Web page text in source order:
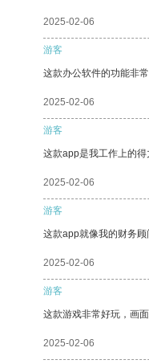
2025-02-06
游客
这款办公软件的功能非
2025-02-06
游客
这款app是我工作上的得
2025-02-06
游客
这款app就像我的财务顾
2025-02-06
游客
这款游戏非常好玩，画
2025-02-06